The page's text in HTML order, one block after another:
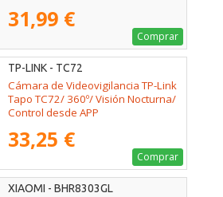
31,99 €
Comprar
TP-LINK - TC72
Cámara de Videovigilancia TP-Link
Tapo TC72/ 360º/ Visión Nocturna/
Control desde APP
33,25 €
Comprar
XIAOMI - BHR8303GL